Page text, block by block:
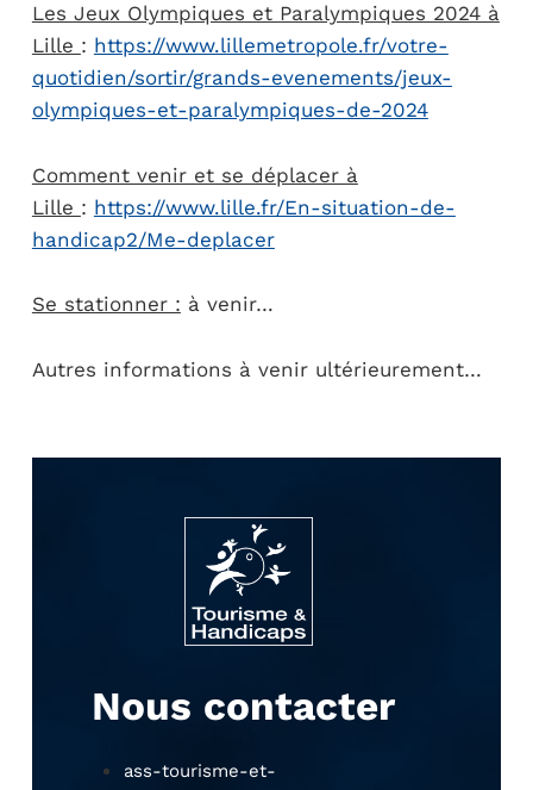
Les Jeux Olympiques et Paralympiques 2024 à
Lille : https://www.lillemetropole.fr/votre-
quotidien/sortir/grands-evenements/jeux-
olympiques-et-paralympiques-de-2024
Comment venir et se déplacer à
Lille : https://www.lille.fr/En-situation-de-
handicap2/Me-deplacer
Se stationner : à venir…
Autres informations à venir ultérieurement…
Nous contacter
ass-tourisme-et-